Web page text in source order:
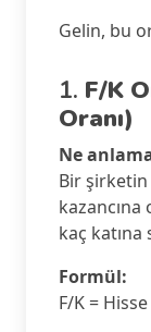
Gelin, bu
1. F/K
Oranı)
Ne
Bir şirketin
kazancına
kaç katına
Formül:
F/K =